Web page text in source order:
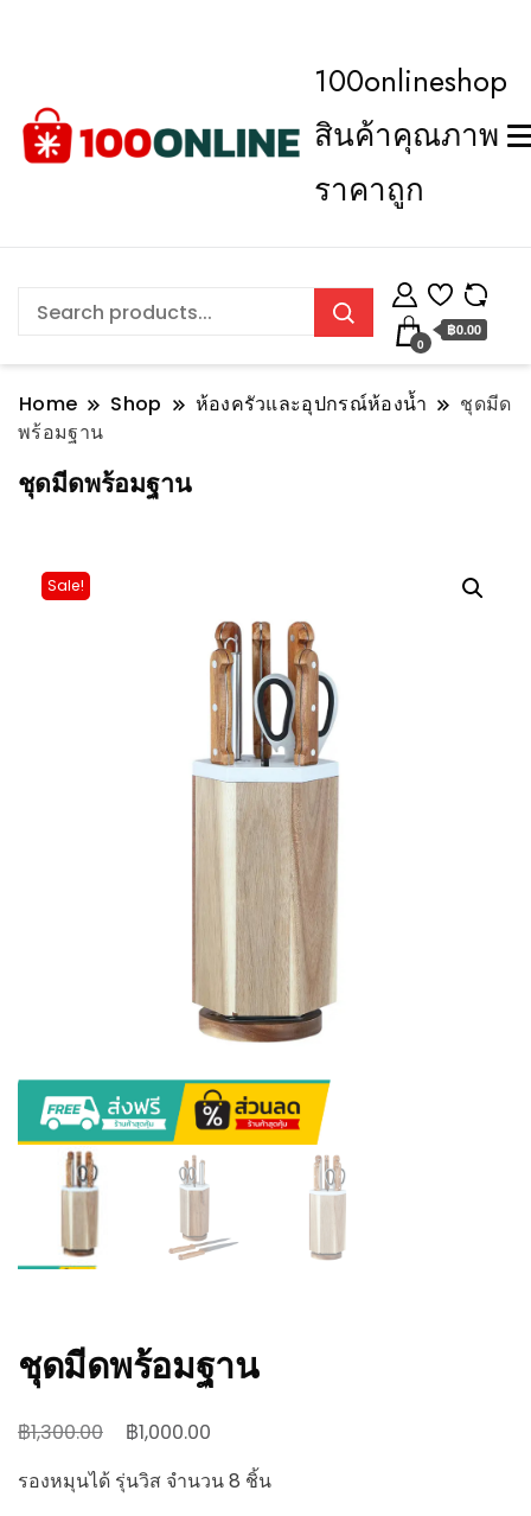
100onlineshop
สินค้าคุณภาพ
ราคาถูก
0
฿0.00
Home Shop ห้องครัวและอุปกรณ์ห้องน้ำ
ชุดมีด
พร้อมฐาน
ชุดมีดพร้อมฐาน
Sale!
ชุดมีดพร้อมฐาน
฿1,300.00 ฿1,000.00
รองหมุนได้ รุ่นวิส จำนวน 8 ชิ้น